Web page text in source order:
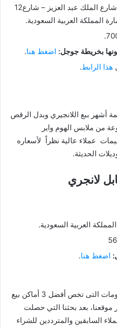
المنطقة الشرقية، الدمام شارع الملك عبد العزيز – شارع12
المملكة العربية السعودية.
بخريطة جوجل: اضغط هنا.
هذا الرابط.
أشهر ببع اللانجيري وبدل الرقص
من ملابس الهوم واير
عملاء عالية نظراً لأسعاره
الحديثة.
لانجري
العربية السعودية.
اضغط هنا.
ونكون بهذا قدمنا لكم اهم المعلومات التى تخص أفضل 3 أماكن بيع
بعد بحثنا التي حصلت
السابقين والمترددين للشراء